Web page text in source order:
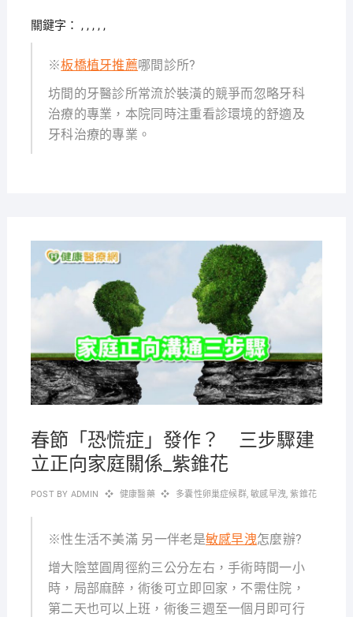
關鍵字： , , , , ,
※板橋植牙推薦哪間診所?
坊間的牙醫診所常流於裝潢的競爭而忽略牙科
治療的專業，本院同時注重看診環境的舒適及
牙科治療的專業。
春節「恐慌症」發作？ 三步驟建
立正向家庭關係_紫錐花
POST BY ADMIN 健康醫藥 多囊性卵巢症候群,敏感早洩,紫錐花
※性生活不美滿 另一伴老是敏感早洩怎麼辦?
增大陰莖圓周徑約三公分左右，手術時間一小
時，局部麻醉，術後可立即回家，不需住院，
第二天也可以上班，術後三週至一個月即可行